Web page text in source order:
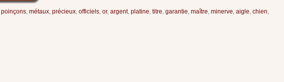
poinçons métaux précieux officiels or, argent, platine titre garantie maître minerve aigle chien